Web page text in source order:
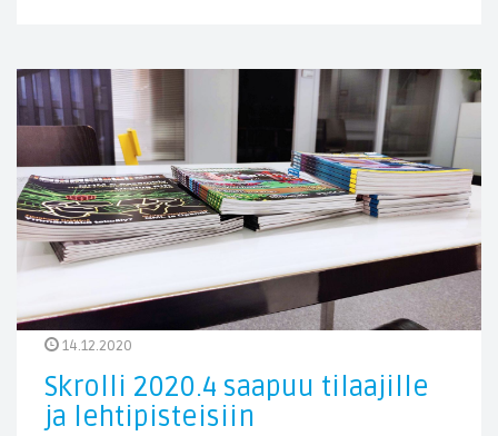
14.12.2020
Skrolli 2020.4 saapuu tilaajille
ja lehtipisteisiin